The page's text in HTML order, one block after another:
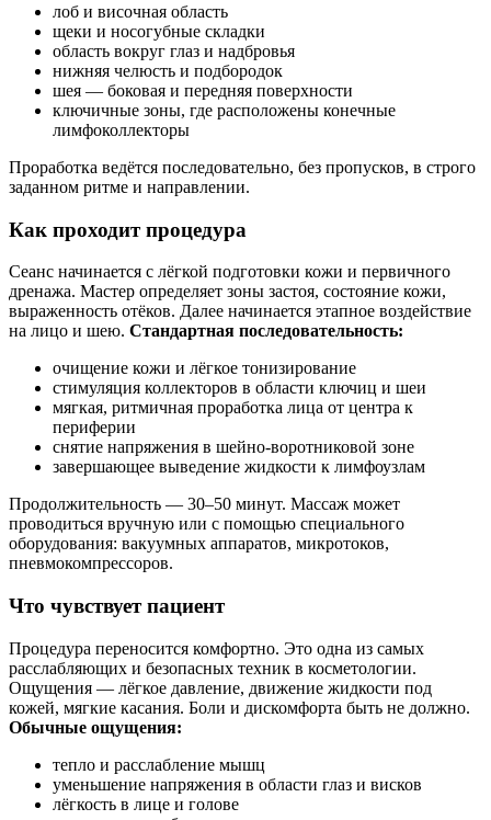
лоб и височная область
щеки и носогубные складки
область вокруг глаз и надбровья
нижняя челюсть и подбородок
шея — боковая и передняя поверхности
ключичные зоны, где расположены конечные
лимфоколлекторы
Проработка ведётся последовательно, без пропусков, в строго
заданном ритме и направлении.
Как проходит процедура
Сеанс начинается с лёгкой подготовки кожи и первичного
дренажа. Мастер определяет зоны застоя, состояние кожи,
выраженность отёков. Далее начинается этапное воздействие
на лицо и шею. Стандартная последовательность:
очищение кожи и лёгкое тонизирование
стимуляция коллекторов в области ключиц и шеи
мягкая, ритмичная проработка лица от центра к
периферии
снятие напряжения в шейно-воротниковой зоне
завершающее выведение жидкости к лимфоузлам
Продолжительность — 30–50 минут. Массаж может
проводиться вручную или с помощью специального
оборудования: вакуумных аппаратов, микротоков,
пневмокомпрессоров.
Что чувствует пациент
Процедура переносится комфортно. Это одна из самых
расслабляющих и безопасных техник в косметологии.
Ощущения — лёгкое давление, движение жидкости под
кожей, мягкие касания. Боли и дискомфорта быть не должно.
Обычные ощущения:
тепло и расслабление мышц
уменьшение напряжения в области глаз и висков
лёгкость в лице и голове